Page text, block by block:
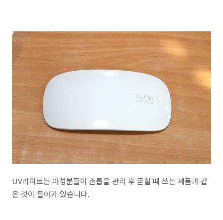
UV라이트는 여성분들이 손톱을 관리 후 굳힐 때 쓰는 제품과 같
은 것이 들어가 있습니다.